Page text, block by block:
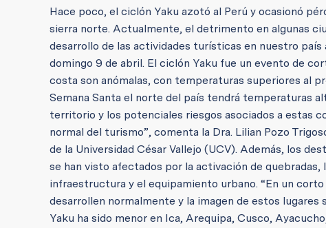
Hace poco, el ciclón Yaku azotó al Perú y ocasionó
sierra norte. Actualmente, el detrimento en algunas
desarrollo de las actividades turísticas en nuestro país
domingo 9 de abril. El ciclón Yaku fue un evento de
costa son anómalas, con temperaturas superiores al
Semana Santa el norte del país tendrá temperaturas
territorio y los potenciales riesgos asociados a estas
normal del turismo”, comenta la Dra. Lilian Pozo
de la Universidad César Vallejo (UCV). Además, los
se han visto afectados por la activación de
infraestructura y el equipamiento urbano. “En un
desarrollen normalmente y la imagen de estos
Yaku ha sido menor en Ica, Arequipa, Cusco,